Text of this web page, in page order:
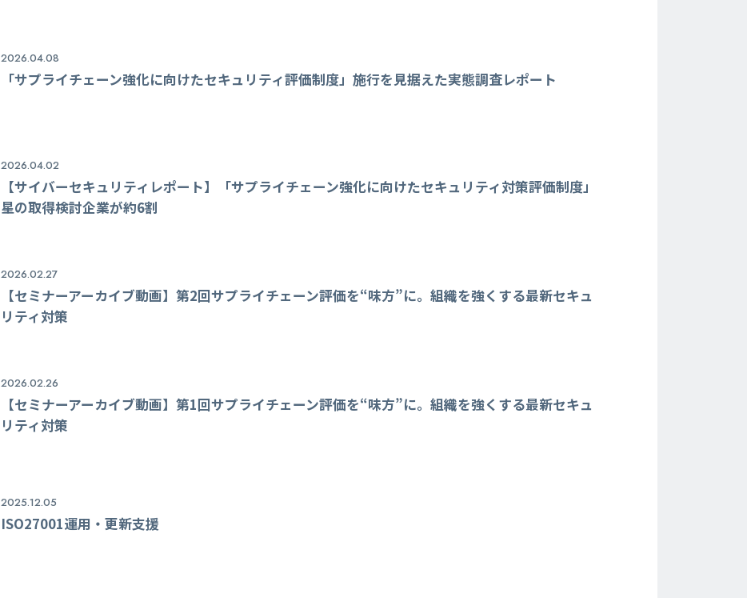
2026.04.08
「サプライチェーン強化に向けたセキュリティ評価制度」施行を見据えた実態調査レポート
2026.04.02
【サイバーセキュリティレポート】「サプライチェーン強化に向けたセキュリティ対策評価制度」
星の取得検討企業が約6割
2026.02.27
【セミナーアーカイブ動画】第2回サプライチェーン評価を“味方”に。組織を強くする最新セキュ
リティ対策
2026.02.26
【セミナーアーカイブ動画】第1回サプライチェーン評価を“味方”に。組織を強くする最新セキュ
リティ対策
2025.12.05
ISO27001運用・更新支援